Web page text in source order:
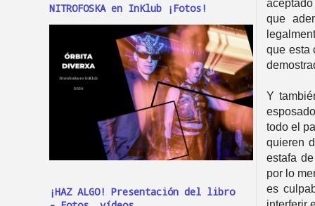
que
que esta
Y
todo el
quieren
estafa
por lo
es
NITROFOSKA en InKlub ¡Fotos!
¡HAZ ALGO! Presentación del libro